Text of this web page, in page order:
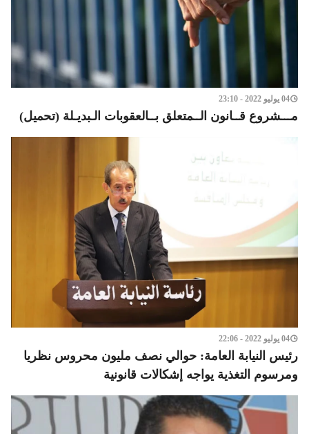
04 يوليو 2022 - 23:10
مـــشروع قــانون الــمتعلق بــالعقوبات الـبديـلة (تحميل)
04 يوليو 2022 - 22:06
رئيس النيابة العامة: حوالي نصف مليون محروس نظريا
ومرسوم التغذية يواجه إشكالات قانونية